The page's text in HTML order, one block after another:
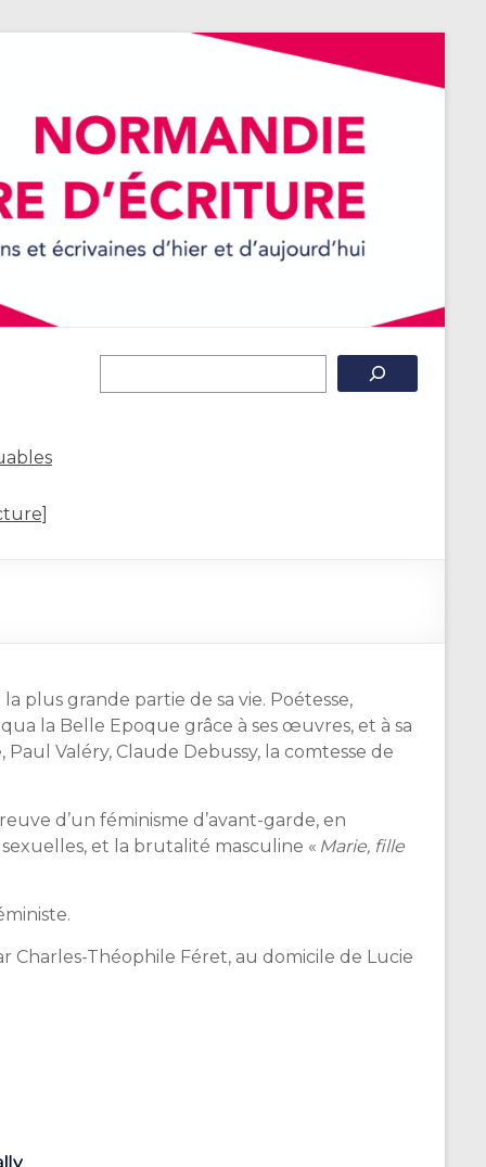
plus grande partie de sa vie. Poétesse,
la Belle Epoque grâce à ses œuvres, et à sa
Valéry, Claude Debussy, la comtesse de
d’un féminisme d’avant-garde, en
et la brutalité masculine « Marie, fille
Charles-Théophile Féret, au domicile de Lucie